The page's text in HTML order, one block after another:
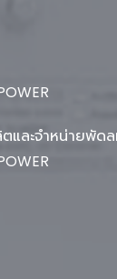
และจำหน่ายพัด